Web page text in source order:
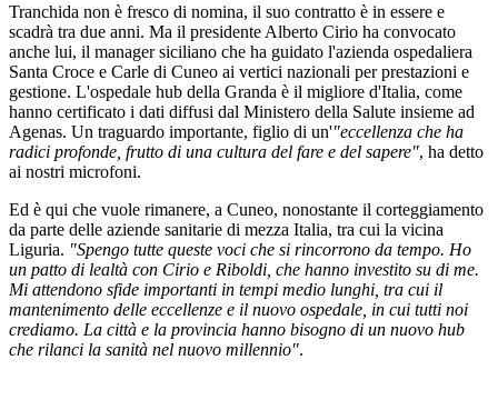
Tranchida non è fresco di nomina, il suo contratto è in essere e
scadrà tra due anni. Ma il presidente Alberto Cirio ha convocato
anche lui, il manager siciliano che ha guidato l'azienda ospedaliera
Santa Croce e Carle di Cuneo ai vertici nazionali per prestazioni e
gestione. L'ospedale hub della Granda è il migliore d'Italia, come
hanno certificato i dati diffusi dal Ministero della Salute insieme ad
Agenas. Un traguardo importante, figlio di un'"eccellenza che ha
radici profonde, frutto di una cultura del fare e del sapere", ha detto
ai nostri microfoni.
Ed è qui che vuole rimanere, a Cuneo, nonostante il corteggiamento
da parte delle aziende sanitarie di mezza Italia, tra cui la vicina
Liguria. "Spengo tutte queste voci che si rincorrono da tempo. Ho
un patto di lealtà con Cirio e Riboldi, che hanno investito su di me.
Mi attendono sfide importanti in tempi medio lunghi, tra cui il
mantenimento delle eccellenze e il nuovo ospedale, in cui tutti noi
crediamo. La città e la provincia hanno bisogno di un nuovo hub
che rilanci la sanità nel nuovo millennio".